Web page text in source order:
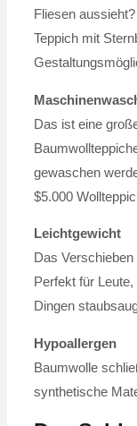
Fliesen
Teppich mit
Das ist eine
gewaschen
$5.000
Leichtgewicht
Das
Perfekt für
Dingen
Hypoallergen
Baumwolle
synthetische